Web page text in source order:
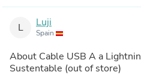
L Luji
Spain
About Cable USB A a
Sustentable (out of store)